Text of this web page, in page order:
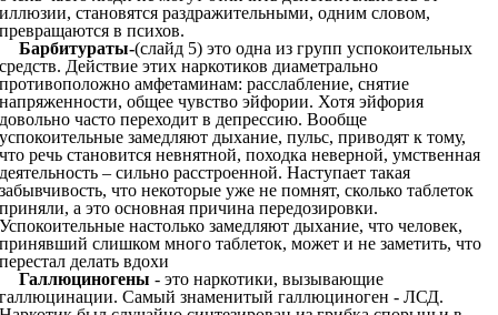
становятся раздражительными, одним словом,
в психов.
Барбитураты-(слайд 5) это одна из групп успокоительных
Действие этих наркотиков диаметрально
амфетаминам: расслабление, снятие
общее чувство эйфории. Хотя эйфория
часто переходит в депрессию. Вообще
замедляют дыхание, пульс, приводят к тому,
речь становится невнятной, походка неверной, умственная
– сильно расстроенной. Наступает такая
что некоторые уже не помнят, сколько таблеток
а это основная причина передозировки.
настолько замедляют дыхание, что человек,
слишком много таблеток, может и не заметить, что
делать вдохи
Галлюциногены - это наркотики, вызывающие
Самый знаменитый галлюциноген - ЛСД.